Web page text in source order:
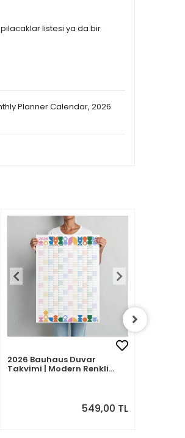
listesi ya da bir
Planner Calendar, 2026
2026 Bauhaus Duvar
Takvimi | Modern Renkli
549,00 TL